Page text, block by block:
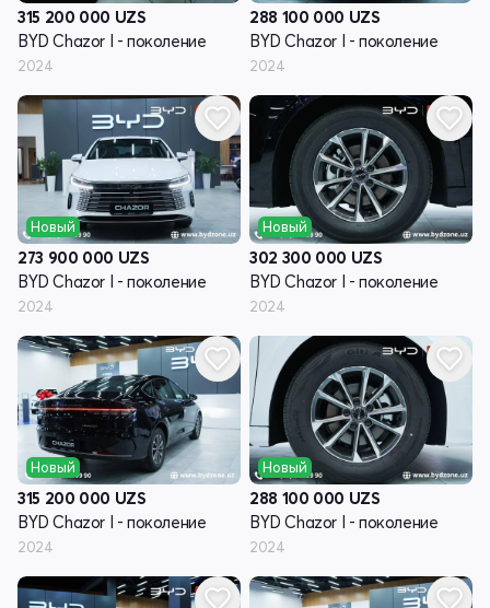
315 200 000 UZS
BYD Chazor I - поколение
2024
288 100 000 UZS
BYD Chazor I - поколение
2024
Новый
273 900 000 UZS
BYD Chazor I - поколение
2024
Новый
302 300 000 UZS
BYD Chazor I - поколение
2024
Новый
315 200 000 UZS
BYD Chazor I - поколение
2024
Новый
288 100 000 UZS
BYD Chazor I - поколение
2024